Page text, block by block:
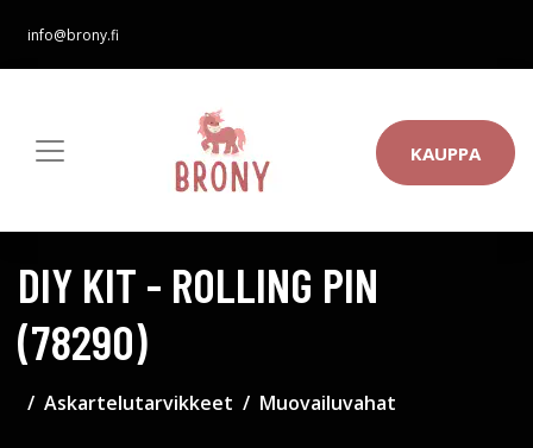
info@brony.fi
KAUPPA
DIY KIT - ROLLING PIN
(78290)
Askartelutarvikkeet Muovailuvahat